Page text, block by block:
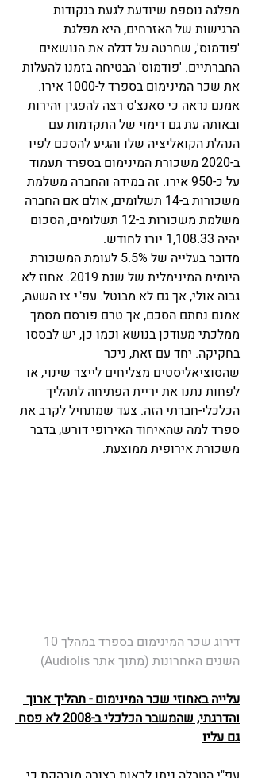
מפלגה נוספת שיודעת לגעת בנקודות
הרגישות של האזרחים, היא מפלגת
'פודמוס', שחרטה על דגלה את הנושאים
החברתיים. 'פודמוס' הבטיחה בזמנו להעלות
את שכר המינימום בספרד ל-1000 אירו.
אמנם נראה כי סאנצ'ס רצה להפגין זהירות
ובאותה עת גם דימוי של התקדמות עם
הנהלת הקואליציה שלו והגיע להסכם לפיו
ב-2020 משכורת המינימום בספרד תעמוד
על כ-950 אירו. זה במידה והחברה משלמת
משכורות ב-14 תשלומים, אולם אם החברה
משלמת משכורות ב-12 תשלומים, הסכום
יהיה 1,108.33 יורו לחודש.
מדובר בעלייה של 5.5% לעומת המשכורת
היומית המינימלית של שנת 2019. אחוז לא
גבוה אולי, אך גם לא מבוטל. עפ"י צו השעה,
אמנם נחתם הסכם, אך טרם פורסם מסמך
ממלכתי מעודכן בנושא וכמו כן, יש לבססו
בחקיקה. יחד עם זאת, ניכר
שהסוציאליסטים מצליחים לייצר שינוי, או
לפחות נתנו את יריית הפתיחה לתהליך
הכלכלי-חברתי הזה. צעד שמתחיל לקרב את
ספרד למה שהאיחוד האירופי דורש, בדבר
משכורת אירופית ממוצעת.
השנים האחרונות (מתוך אתר Audiolis)
עלייה באחוזי שכר המינימום - תהליך ארוך
והדרגתי, שהמשבר הכלכלי ב-2008 לא פסח
גם עליו